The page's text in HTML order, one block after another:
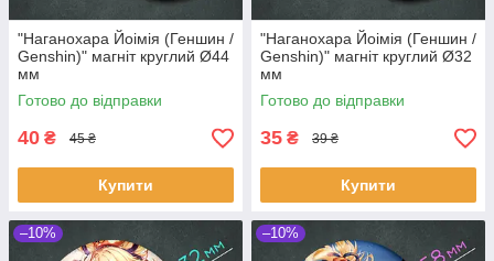
"Наганохара Йоімія (Геншин /
Genshin)" магніт круглий Ø44
мм
Готово до відправки
40 ₴ 45 ₴
Купити
"Наганохара Йоімія (Геншин /
Genshin)" магніт круглий Ø32
мм
Готово до відправки
35 ₴ 39 ₴
Купити
–10% –10%